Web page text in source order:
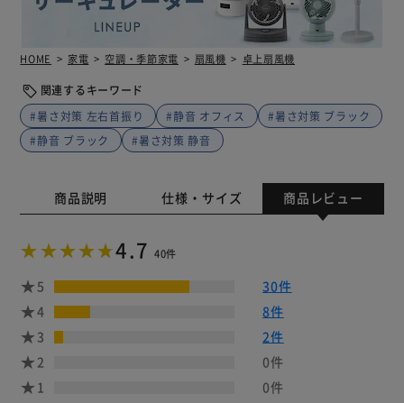
HOME 家電 空調・季節家電 扇風機 卓上扇風機
関連するキーワード
#暑さ対策 左右首振り
#静音 オフィス
#暑さ対策 ブラック
#静音 ブラック
#暑さ対策 静音
商品説明 仕様・サイズ 商品レビュー
4.7 40件
5
30件
4
8件
3
2件
2
0件
1
0件